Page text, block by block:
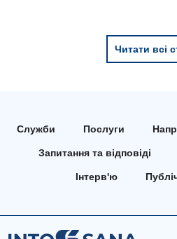
Читати всі
Служби Послуги
Запитання та відповіді
Інтерв'ю